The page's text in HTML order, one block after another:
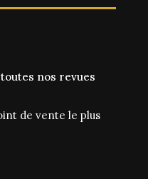
nos revues
de vente le plus